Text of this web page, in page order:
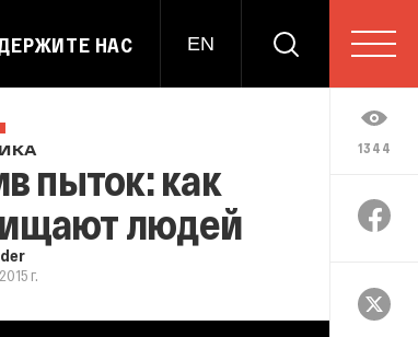
НАС EN
1344
пыток: как
людей
г.